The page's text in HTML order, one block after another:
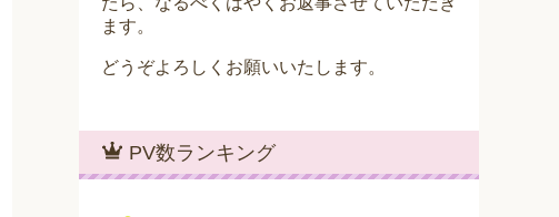
ます。
どうぞよろしくお願いいたします。
PV数ランキング